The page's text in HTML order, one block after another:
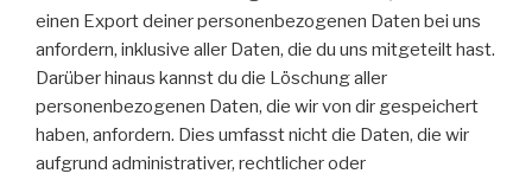
einen Export deiner personenbezogenen Daten bei uns
anfordern, inklusive aller Daten, die du uns mitgeteilt hast.
Darüber hinaus kannst du die Löschung aller
personenbezogenen Daten, die wir von dir gespeichert
haben, anfordern. Dies umfasst nicht die Daten, die wir
aufgrund administrativer, rechtlicher oder